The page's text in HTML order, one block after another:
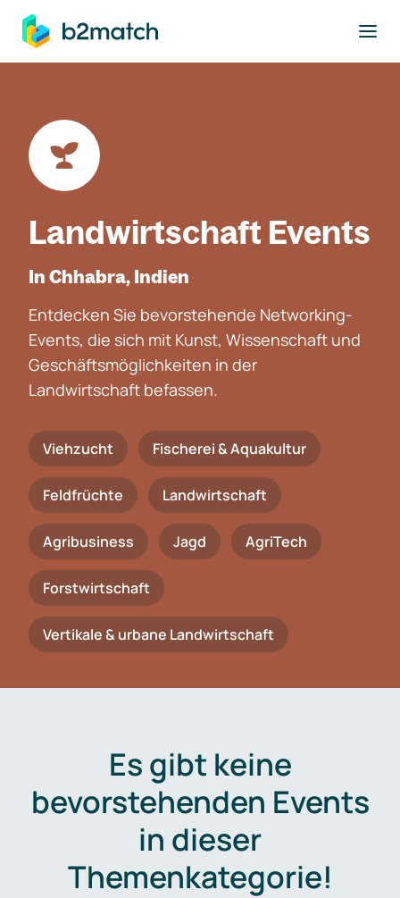
springen
Landwirtschaft Events
In Chhabra, Indien
Entdecken Sie bevorstehende Networking-
Events, die sich mit Kunst, Wissenschaft und
Geschäftsmöglichkeiten in der
Landwirtschaft befassen.
Viehzucht Fischerei & Aquakultur
Feldfrüchte Landwirtschaft
Agribusiness Jagd AgriTech
Forstwirtschaft
Vertikale & urbane Landwirtschaft
Es gibt keine
bevorstehenden Events
in dieser
Themenkategorie!